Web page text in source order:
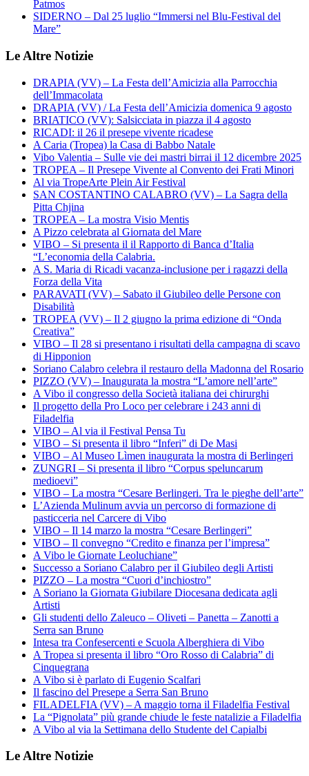
Patmos
SIDERNO – Dal 25 luglio “Immersi nel Blu-Festival del
Mare”
Le Altre Notizie
DRAPIA (VV) – La Festa dell’Amicizia alla Parrocchia
dell’Immacolata
DRAPIA (VV) / La Festa dell’Amicizia domenica 9 agosto
BRIATICO (VV): Salsicciata in piazza il 4 agosto
RICADI: il 26 il presepe vivente ricadese
A Caria (Tropea) la Casa di Babbo Natale
Vibo Valentia – Sulle vie dei mastri birrai il 12 dicembre 2025
TROPEA – Il Presepe Vivente al Convento dei Frati Minori
Al via TropeArte Plein Air Festival
SAN COSTANTINO CALABRO (VV) – La Sagra della
Pitta Chjina
TROPEA – La mostra Visio Mentis
A Pizzo celebrata al Giornata del Mare
VIBO – Si presenta il il Rapporto di Banca d’Italia
“L’economia della Calabria.
A S. Maria di Ricadi vacanza-inclusione per i ragazzi della
Forza della Vita
PARAVATI (VV) – Sabato il Giubileo delle Persone con
Disabilità
TROPEA (VV) – Il 2 giugno la prima edizione di “Onda
Creativa”
VIBO – Il 28 si presentano i risultati della campagna di scavo
di Hipponion
Soriano Calabro celebra il restauro della Madonna del Rosario
PIZZO (VV) – Inaugurata la mostra “L’amore nell’arte”
A Vibo il congresso della Società italiana dei chirurghi
Il progetto della Pro Loco per celebrare i 243 anni di
Filadelfia
VIBO – Al via il Festival Pensa Tu
VIBO – Si presenta il libro “Inferi” di De Masi
VIBO – Al Museo Lìmen inaugurata la mostra di Berlingeri
ZUNGRI – Si presenta il libro “Corpus speluncarum
medioevi”
VIBO – La mostra “Cesare Berlingeri. Tra le pieghe dell’arte”
L’Azienda Mulinum avvia un percorso di formazione di
pasticceria nel Carcere di Vibo
VIBO – Il 14 marzo la mostra “Cesare Berlingeri”
VIBO – Il convegno “Credito e finanza per l’impresa”
A Vibo le Giornate Leoluchiane”
Successo a Soriano Calabro per il Giubileo degli Artisti
PIZZO – La mostra “Cuori d’inchiostro”
A Soriano la Giornata Giubilare Diocesana dedicata agli
Artisti
Gli studenti dello Zaleuco – Oliveti – Panetta – Zanotti a
Serra san Bruno
Intesa tra Confesercenti e Scuola Alberghiera di Vibo
A Tropea si presenta il libro “Oro Rosso di Calabria” di
Cinquegrana
A Vibo si è parlato di Eugenio Scalfari
Il fascino del Presepe a Serra San Bruno
FILADELFIA (VV) – A maggio torna il Filadelfia Festival
La “Pignolata” più grande chiude le feste natalizie a Filadelfia
A Vibo al via la Settimana dello Studente del Capialbi
Le Altre Notizie